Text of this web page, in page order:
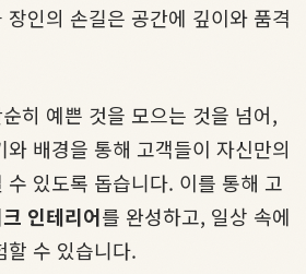
인의 손길은 공간에 깊이와 품격
히 예쁜 것을 모으는 것을 넘어,
배경을 통해 고객들이 자신만의
있도록 돕습니다. 이를 통해 고
인테리어를 완성하고, 일상 속에
할 수 있습니다.